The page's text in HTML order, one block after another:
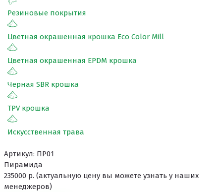
Резиновые покрытия
Цветная окрашенная крошка Eco Color Mill
Цветная окрашенная EPDM крошка
Черная SBR крошка
TPV крошка
Искусственная трава
Артикул: ПР01
Пирамида
235000 р. (актуальную цену вы можете узнать у наших
менеджеров)